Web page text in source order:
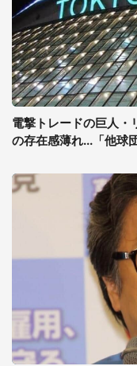
電撃トレードの巨人・
の存在感薄れ...「他球